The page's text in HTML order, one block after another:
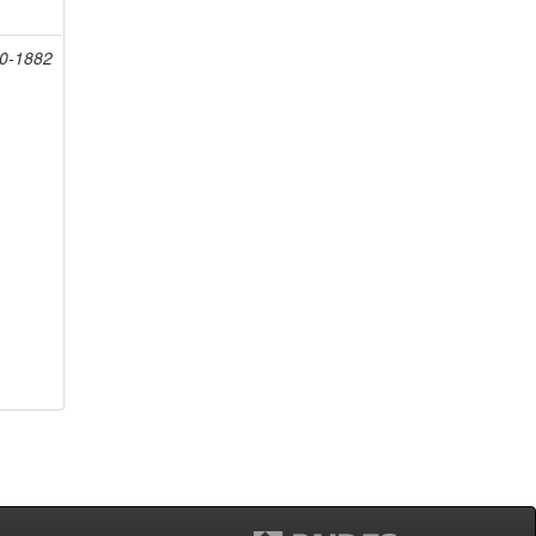
1882